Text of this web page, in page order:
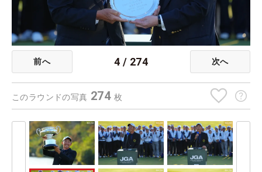
前へ 4 / 274 次へ
このラウンドの写真 274 枚